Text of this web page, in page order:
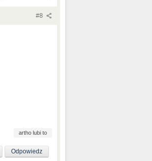
#8
artho lubi to
Odpowiedz